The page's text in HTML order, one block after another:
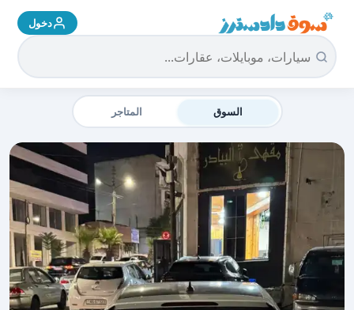
سوق دادسترز الرئيسية دخول
السوق المتاجر